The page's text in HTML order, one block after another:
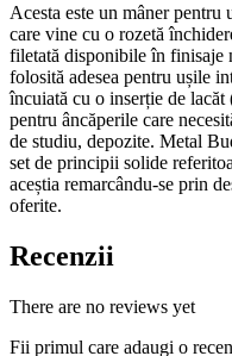
Acesta este un mâner pentru
care vine cu o rozetă
filetată disponibile în finisaje
folosită adesea pentru ușile
încuiată cu o inserție de
pentru âncăperile care
de studiu, depozite. Metal
set de principii solide
aceștia remarcându-se prin
oferite.
Recenzii
There are no reviews yet
Fii primul care adaugi o